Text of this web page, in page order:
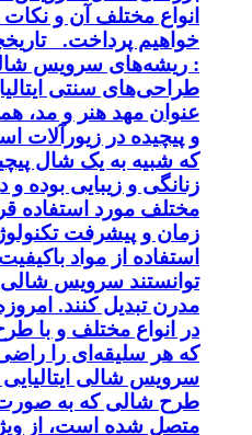
انواع مختلف آن و
خواهیم پرداخت.
: ریشه‌های سرویس شالی
طراحی‌های سنتی
عنوان مهد هنر و مد،
و پیچیده در زیورآلات
که شبیه به یک شال
زنانگی و زیبایی بوده و
مختلف مورد
زمان و پیشرفت
استفاده از مواد
توانستند سرویس شالی
مدرن تبدیل کنند.
در انواع مختلف و با
که هر سلیقه‌ای را
سرویس شالی
طرح شالی که به صورت
متصل شده است، از